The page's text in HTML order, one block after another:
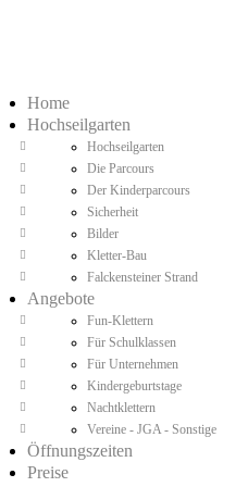
Home
Hochseilgarten
Hochseilgarten
Die Parcours
Der Kinderparcours
Sicherheit
Bilder
Kletter-Bau
Falckensteiner Strand
Angebote
Fun-Klettern
Für Schulklassen
Für Unternehmen
Kindergeburtstage
Nachtklettern
Vereine - JGA - Sonstige
Öffnungszeiten
Preise